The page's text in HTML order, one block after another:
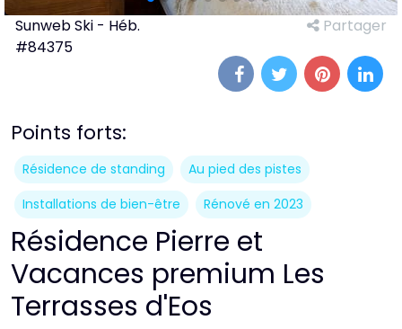
Sunweb Ski - Héb.
#84375
Partager
Points forts:
Résidence de standing
Au pied des pistes
Installations de bien-être
Rénové en 2023
Résidence Pierre et
Vacances premium Les
Terrasses d'Eos